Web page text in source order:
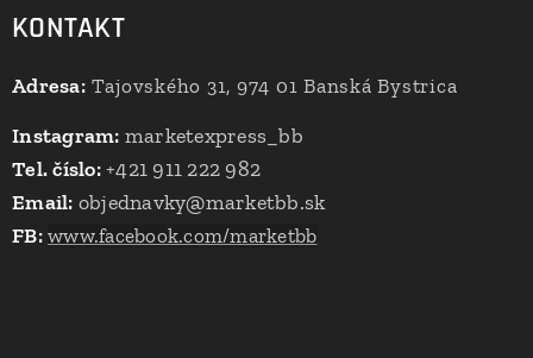
KONTAKT
Adresa:Tajovského 31, 974 01 Banská Bystrica
Instagram: marketexpress_bb
Tel. číslo:+421 911 222 982
Email: objednavky@marketbb.sk
FB: www.facebook.com/marketbb